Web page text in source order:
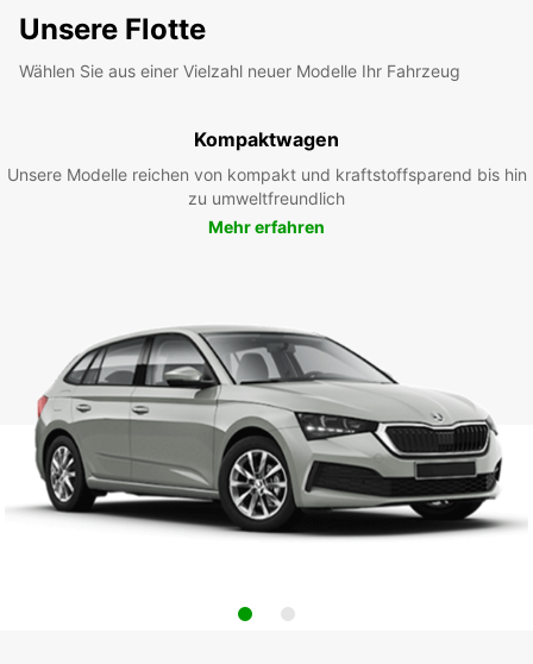
Unsere Flotte
Wählen Sie aus einer Vielzahl neuer Modelle Ihr Fahrzeug
Kompaktwagen
Unsere Modelle reichen von kompakt und kraftstoffsparend bis hin
zu umweltfreundlich
Mehr erfahren